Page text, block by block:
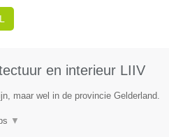
en interieur LIIV
maar wel in de provincie Gelderland.
▼